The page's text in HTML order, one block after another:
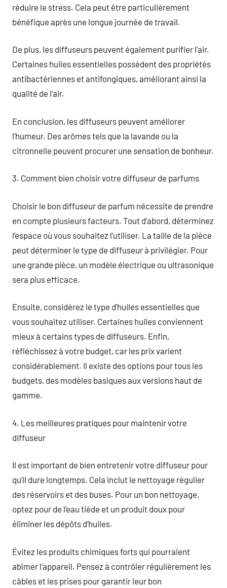
réduire le stress. Cela peut être particulièrement
bénéfique après une longue journée de travail.
De plus, les diffuseurs peuvent également purifier l’air.
Certaines huiles essentielles possèdent des propriétés
antibactériennes et antifongiques, améliorant ainsi la
qualité de l’air.
En conclusion, les diffuseurs peuvent améliorer
l’humeur. Des arômes tels que la lavande ou la
citronnelle peuvent procurer une sensation de bonheur.
3. Comment bien choisir votre diffuseur de parfums
Choisir le bon diffuseur de parfum nécessite de prendre
en compte plusieurs facteurs. Tout d’abord, déterminez
l’espace où vous souhaitez l’utiliser. La taille de la pièce
peut déterminer le type de diffuseur à privilégier. Pour
une grande pièce, un modèle électrique ou ultrasonique
sera plus efficace.
Ensuite, considérez le type d’huiles essentielles que
vous souhaitez utiliser. Certaines huiles conviennent
mieux à certains types de diffuseurs. Enfin,
réfléchissez à votre budget, car les prix varient
considérablement. Il existe des options pour tous les
budgets, des modèles basiques aux versions haut de
gamme.
4. Les meilleures pratiques pour maintenir votre
diffuseur
Il est important de bien entretenir votre diffuseur pour
qu’il dure longtemps. Cela inclut le nettoyage régulier
des réservoirs et des buses. Pour un bon nettoyage,
optez pour de l’eau tiède et un produit doux pour
éliminer les dépôts d’huiles.
Évitez les produits chimiques forts qui pourraient
abîmer l’appareil. Pensez à contrôler régulièrement les
câbles et les prises pour garantir leur bon